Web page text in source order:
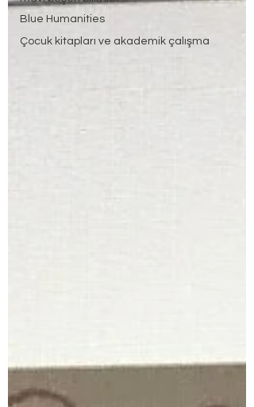
Blue Humanities
Çocuk kitapları ve akademik çalışma